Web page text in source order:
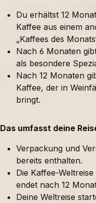
Du erhältst 12
Kaffee aus einem
„Kaffees des
Nach 6 Monaten
als besondere
Nach 12 Monaten
Kaffee, der in
bringt.
Das umfasst deine
Verpackung und
bereits enthalten.
Die Kaffee-
endet nach 12
Deine Weltreise